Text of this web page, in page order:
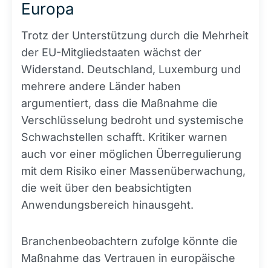
Europa
Trotz der Unterstützung durch die Mehrheit
der EU-Mitgliedstaaten wächst der
Widerstand. Deutschland, Luxemburg und
mehrere andere Länder haben
argumentiert, dass die Maßnahme die
Verschlüsselung bedroht und systemische
Schwachstellen schafft. Kritiker warnen
auch vor einer möglichen Überregulierung
mit dem Risiko einer Massenüberwachung,
die weit über den beabsichtigten
Anwendungsbereich hinausgeht.
Branchenbeobachtern zufolge könnte die
Maßnahme das Vertrauen in europäische